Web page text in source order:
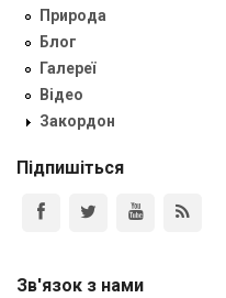
Природа
Блог
Галереї
Відео
Закордон
Підпишіться
Зв'язок з нами